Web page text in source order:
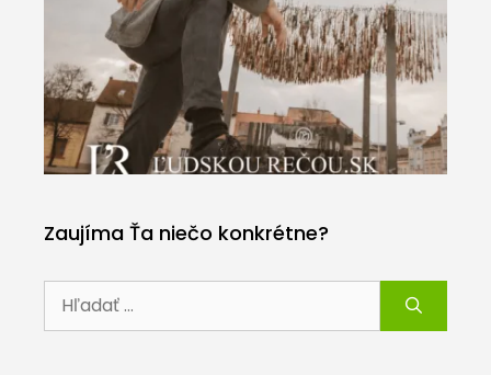
Zaujíma Ťa niečo konkrétne?